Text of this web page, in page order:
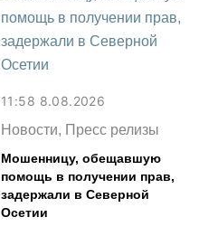
11:58 8.08.2026
Новости, Пресс релизы
Мошенницу, обещавшую
помощь в получении прав,
задержали в Северной
Осетии